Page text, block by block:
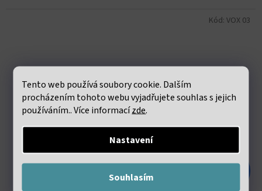
Tento web používá soubory cookie. Dalším
procházením tohoto webu vyjadřujete souhlas s jejich
používáním.. Více informacízde.
Nastavení
Souhlasím
Kód: VOX 03